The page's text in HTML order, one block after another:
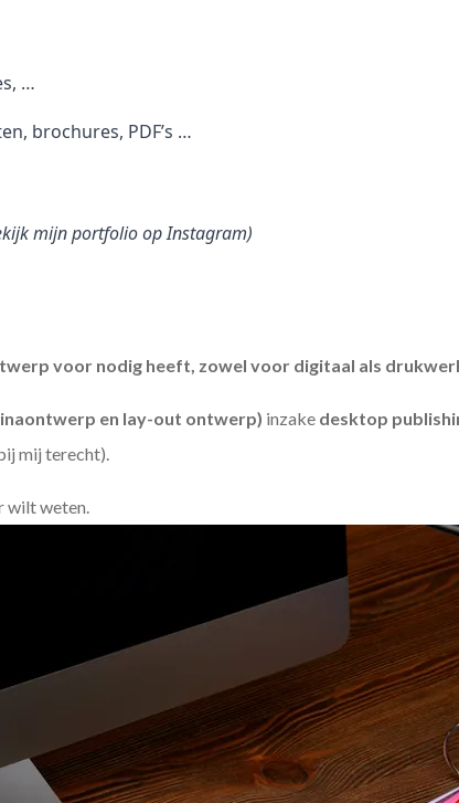
…
brochures, PDF’s …
mijn portfolio op Instagram)
voor nodig heeft, zowel voor digitaal als
en lay-out ontwerp) inzake desktop
mij terecht).
wilt weten.